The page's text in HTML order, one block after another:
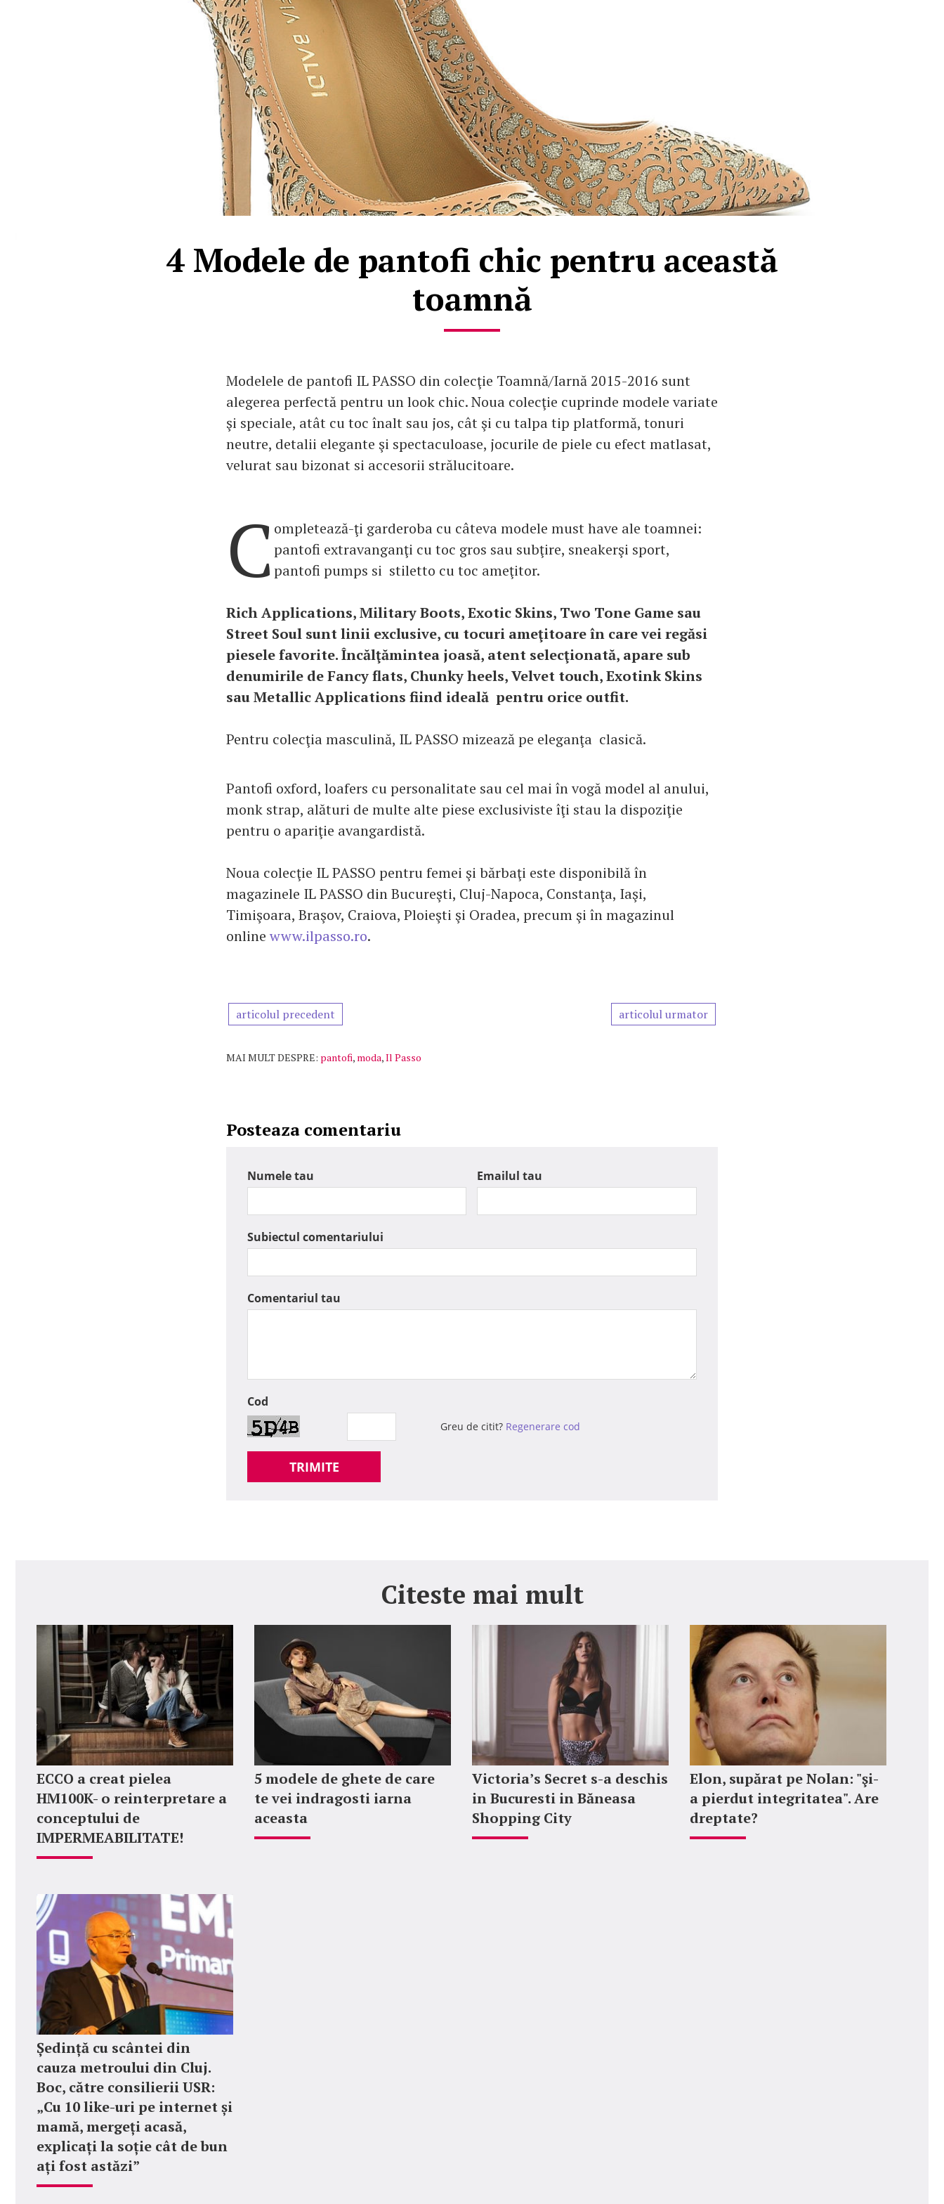
4 Modele de pantofi chic pentru această
toamnă
Modelele de pantofi IL PASSO din colecţie Toamnă/Iarnă 2015-2016 sunt
alegerea perfectă pentru un look chic. Noua colecţie cuprinde modele variate
şi speciale, atât cu toc înalt sau jos, cât şi cu talpa tip platformă, tonuri
neutre, detalii elegante şi spectaculoase, jocurile de piele cu efect matlasat,
velurat sau bizonat si accesorii strălucitoare.
C ompletează-ţi garderoba cu câteva modele must have ale toamnei:
pantofi extravanganţi cu toc gros sau subţire, sneakerşi sport,
pantofi pumps si stiletto cu toc ameţitor.
Rich Applications, Military Boots, Exotic Skins, Two Tone Game sau
Street Soul sunt linii exclusive, cu tocuri ameţitoare în care vei regăsi
piesele favorite. Încălţămintea joasă, atent selecţionată, apare sub
denumirile de Fancy flats, Chunky heels, Velvet touch, Exotink Skins
sau Metallic Applications fiind ideală pentru orice outfit.
Pentru colecţia masculină, IL PASSO mizează pe eleganţa clasică.
Pantofi oxford, loafers cu personalitate sau cel mai în vogă model al anului,
monk strap, alături de multe alte piese exclusiviste îţi stau la dispoziţie
pentru o apariţie avangardistă.
Noua colecţie IL PASSO pentru femei şi bărbaţi este disponibilă în
magazinele IL PASSO din Bucureşti, Cluj-Napoca, Constanţa, Iaşi,
Timişoara, Braşov, Craiova, Ploieşti şi Oradea, precum şi în magazinul
online www.ilpasso.ro.
articolul precedent articolul urmator
MAI MULT DESPRE: pantofi, moda,Il Passo
Posteaza comentariu
Numele tau Emailul tau
Subiectul comentariului
Comentariul tau
Cod
Greu de citit? Regenerare cod
TRIMITE
Citeste mai mult
ECCO a creat pielea
HM100K- o reinterpretare a
conceptului de
IMPERMEABILITATE!
5 modele de ghete de care
te vei indragosti iarna
aceasta
Victoria’s Secret s-a deschis
in Bucuresti in Băneasa
Shopping City
Elon, supărat pe Nolan: "şi-
a pierdut integritatea". Are
dreptate?
Ședință cu scântei din
cauza metroului din Cluj.
Boc, către consilierii USR:
„Cu 10 like-uri pe internet și
mamă, mergeți acasă,
explicați la soție cât de bun
ați fost astăzi”